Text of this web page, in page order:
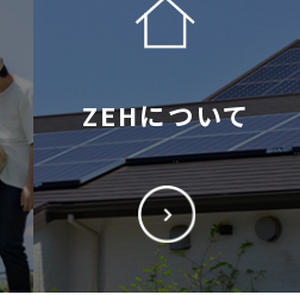
ZEHについて